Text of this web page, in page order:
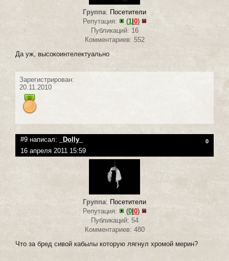
Группа: Посетители
Репутация:
(1| 0)
Публикаций: 16
Комментариев: 552
Да уж, высокоинтелектуально
Зарегистрирован:
20.11.2010
#9 написал: _Dolly_ 0
16 апреля 2011 15:59
Группа: Посетители
Репутация:
(0| 0)
Публикаций: 54
Комментариев: 480
Что за бред сивой кабылы которую лягнул хромой мерин?